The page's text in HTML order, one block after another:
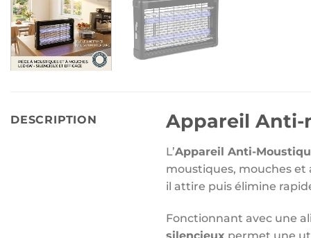
DESCRIPTION Appareil Anti-
L’Appareil Anti-
moustiques, mouches et
il attire puis élimine
Fonctionnant avec une